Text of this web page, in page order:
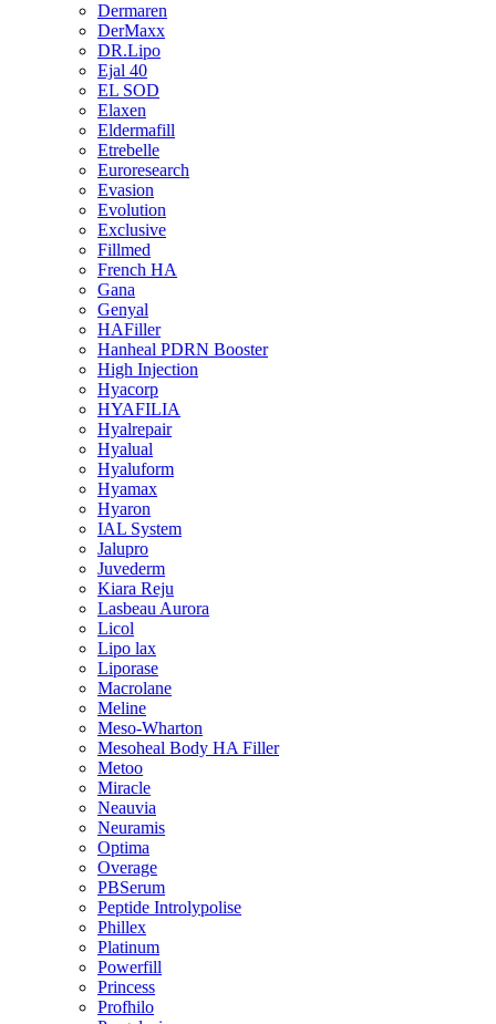
Dermaren
DerMaxx
DR.Lipo
Ejal 40
EL SOD
Elaxen
Eldermafill
Etrebelle
Euroresearch
Evasion
Evolution
Exclusive
Fillmed
French HA
Gana
Genyal
HAFiller
Hanheal PDRN Booster
High Injection
Hyacorp
HYAFILIA
Hyalrepair
Hyalual
Hyaluform
Hyamax
Hyaron
IAL System
Jalupro
Juvederm
Kiara Reju
Lasbeau Aurora
Licol
Lipo lax
Liporase
Macrolane
Meline
Meso-Wharton
Mesoheal Body HA Filler
Metoo
Miracle
Neauvia
Neuramis
Optima
Overage
PBSerum
Peptide Introlypolise
Phillex
Platinum
Powerfill
Princess
Profhilo